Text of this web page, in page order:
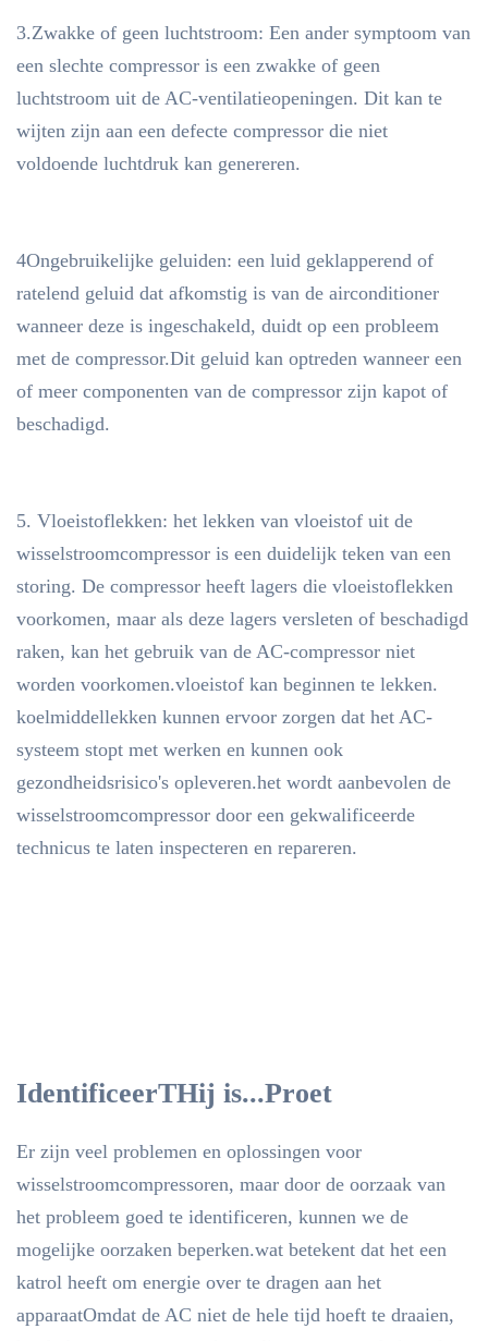
Notitie
jaar,het model en de motorgrootte
van uw voertuig maken zodat wij
raden u ook aan de
compatibiliteitskaart te gebruiken
om zeker te zijn dat dit product bij
uw voertuig past.
3.Zwakke of geen luchtstroom: Een ander symptoom van
een slechte compressor is een zwakke of geen
luchtstroom uit de AC-ventilatieopeningen. Dit kan te
wijten zijn aan een defecte compressor die niet
voldoende luchtdruk kan genereren.
4Ongebruikelijke geluiden: een luid geklapperend of
ratelend geluid dat afkomstig is van de airconditioner
wanneer deze is ingeschakeld, duidt op een probleem
met de compressor.Dit geluid kan optreden wanneer een
of meer componenten van de compressor zijn kapot of
beschadigd.
5. Vloeistoflekken: het lekken van vloeistof uit de
wisselstroomcompressor is een duidelijk teken van een
storing. De compressor heeft lagers die vloeistoflekken
voorkomen, maar als deze lagers versleten of beschadigd
raken, kan het gebruik van de AC-compressor niet
worden voorkomen.vloeistof kan beginnen te lekken.
koelmiddellekken kunnen ervoor zorgen dat het AC-
systeem stopt met werken en kunnen ook
gezondheidsrisico's opleveren.het wordt aanbevolen de
wisselstroomcompressor door een gekwalificeerde
technicus te laten inspecteren en repareren.
IdentificeerTHij is...Proet
Er zijn veel problemen en oplossingen voor
wisselstroomcompressoren, maar door de oorzaak van
het probleem goed te identificeren, kunnen we de
mogelijke oorzaken beperken.wat betekent dat het een
katrol heeft om energie over te dragen aan het
apparaatOmdat de AC niet de hele tijd hoeft te draaien,